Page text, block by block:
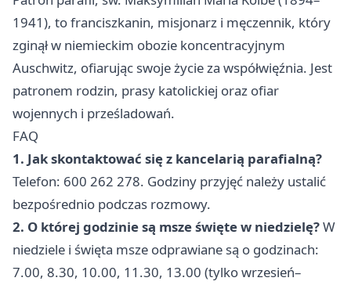
1941), to franciszkanin, misjonarz i męczennik, który
zginął w niemieckim obozie koncentracyjnym
Auschwitz, ofiarując swoje życie za współwięźnia. Jest
patronem rodzin, prasy katolickiej oraz ofiar
wojennych i prześladowań.
FAQ
1. Jak skontaktować się z kancelarią parafialną?
Telefon: 600 262 278. Godziny przyjęć należy ustalić
bezpośrednio podczas rozmowy.
2. O której godzinie są msze święte w niedzielę?W
niedziele i święta msze odprawiane są o godzinach:
7.00, 8.30, 10.00, 11.30, 13.00 (tylko wrzesień–